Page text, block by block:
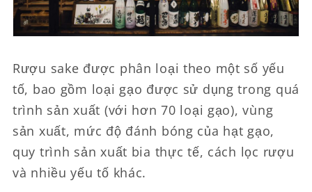
Rượu sake được phân loại theo một số yếu
tố, bao gồm loại gạo được sử dụng trong quá
trình sản xuất (với hơn 70 loại gạo), vùng
sản xuất, mức độ đánh bóng của hạt gạo,
quy trình sản xuất bia thực tế, cách lọc rượu
và nhiều yếu tố khác.